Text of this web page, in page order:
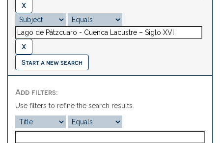
Start a new search
Add filters:
Use filters to refine the search results.